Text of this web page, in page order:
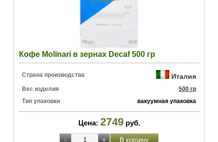
Кофе Molinari в зернах Decaf 500 гр
Страна производства Италия
Вес изделия
500 гр
Тип упаковки
вакуумная упаковка
Цена: 2749 руб.